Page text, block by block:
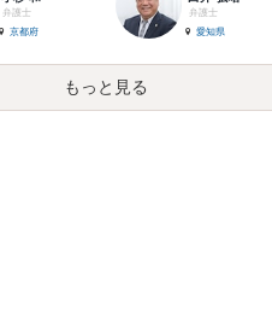
弁護士
京都府
弁護士
愛知県
もっと見る